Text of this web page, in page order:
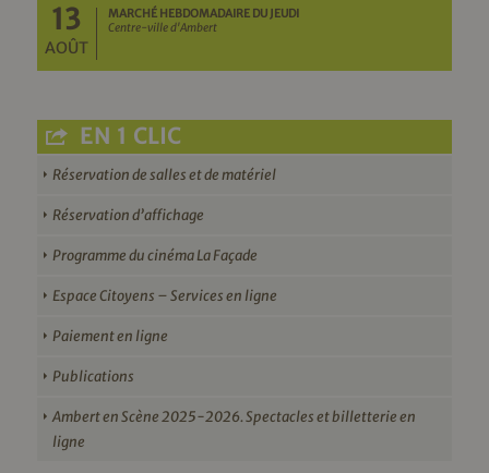
13
AOÛT
MARCHÉ HEBDOMADAIRE DU JEUDI
Centre-ville d'Ambert
EN 1 CLIC
Réservation de salles et de matériel
Réservation d’affichage
Programme du cinéma La Façade
Espace Citoyens – Services en ligne
Paiement en ligne
Publications
Ambert en Scène 2025-2026. Spectacles et billetterie en
ligne